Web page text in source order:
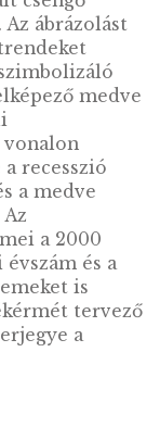
Budapesti
időszak
A
fluktuálását
mutató
jelentőségű
•
kötelező
felirat.
függőleges